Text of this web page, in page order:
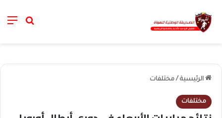
خانة
الرئيسية / مختلفات
مختلفات